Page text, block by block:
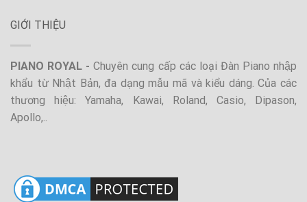
GIỚI THIỆU
PIANO ROYAL -Chuyên cung cấp các loại Đàn Piano nhập
khẩu từ Nhật Bản, đa dạng mẫu mã và kiểu dáng. Của các
thương hiệu: Yamaha, Kawai, Roland, Casio, Dipason,
Apollo,..